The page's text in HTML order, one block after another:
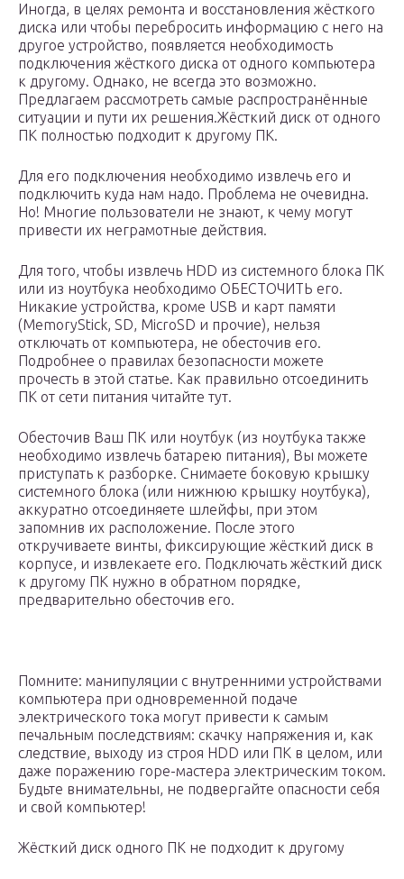
Иногда, в целях ремонта и восстановления жёсткого
диска или чтобы перебросить информацию с него на
другое устройство, появляется необходимость
подключения жёсткого диска от одного компьютера
к другому. Однако, не всегда это возможно.
Предлагаем рассмотреть самые распространённые
ситуации и пути их решения.Жёсткий диск от одного
ПК полностью подходит к другому ПК.
Для его подключения необходимо извлечь его и
подключить куда нам надо. Проблема не очевидна.
Но! Многие пользователи не знают, к чему могут
привести их неграмотные действия.
Для того, чтобы извлечь HDD из системного блока ПК
или из ноутбука необходимо ОБЕСТОЧИТЬ его.
Никакие устройства, кроме USB и карт памяти
(MemoryStick, SD, MicroSD и прочие), нельзя
отключать от компьютера, не обесточив его.
Подробнее о правилах безопасности можете
прочесть в этой статье. Как правильно отсоединить
ПК от сети питания читайте тут.
Обесточив Ваш ПК или ноутбук (из ноутбука также
необходимо извлечь батарею питания), Вы можете
приступать к разборке. Снимаете боковую крышку
системного блока (или нижнюю крышку ноутбука),
аккуратно отсоединяете шлейфы, при этом
запомнив их расположение. После этого
откручиваете винты, фиксирующие жёсткий диск в
корпусе, и извлекаете его. Подключать жёсткий диск
к другому ПК нужно в обратном порядке,
предварительно обесточив его.
Помните: манипуляции с внутренними устройствами
компьютера при одновременной подаче
электрического тока могут привести к самым
печальным последствиям: скачку напряжения и, как
следствие, выходу из строя HDD или ПК в целом, или
даже поражению горе-мастера электрическим током.
Будьте внимательны, не подвергайте опасности себя
и свой компьютер!
Жёсткий диск одного ПК не подходит к другому